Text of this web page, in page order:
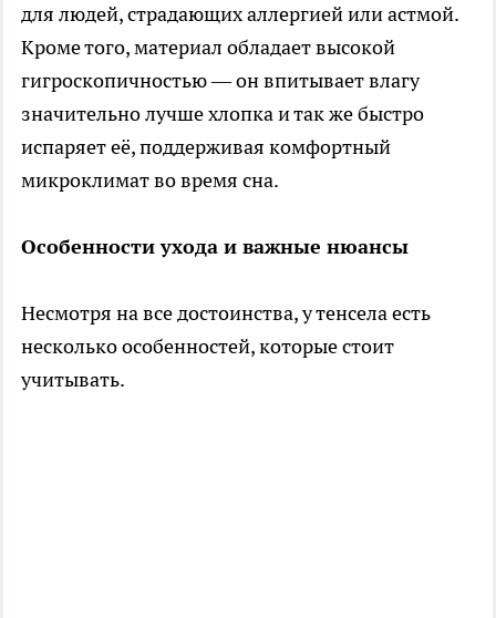
для людей, страдающих аллергией или астмой.
Кроме того, материал обладает высокой
гигроскопичностью — он впитывает влагу
значительно лучше хлопка и так же быстро
испаряет её, поддерживая комфортный
микроклимат во время сна.
Особенности ухода и важные нюансы
Несмотря на все достоинства, у тенсела есть
несколько особенностей, которые стоит
учитывать.